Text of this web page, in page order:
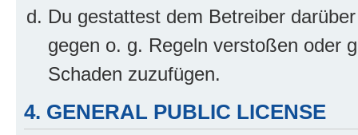
Du gestattest dem Betreiber
gegen o. g. Regeln verstoßen oder
Schaden zuzufügen.
4. GENERAL PUBLIC LICENSE